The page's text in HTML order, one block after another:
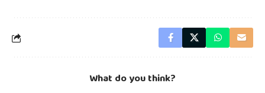
What do you think?